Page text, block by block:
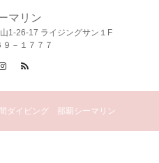
マリン
1-26-17 ライジングサン１F
９－１７７７
Instagram
ダイビング 那覇シーマリン